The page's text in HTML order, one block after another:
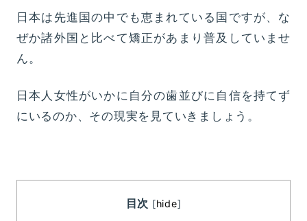
日本は先進国の中でも恵まれている国ですが、な
ぜか諸外国と比べて矯正があまり普及していませ
ん。
日本人女性がいかに自分の歯並びに自信を持てず
にいるのか、その現実を見ていきましょう。
目次 [hide]